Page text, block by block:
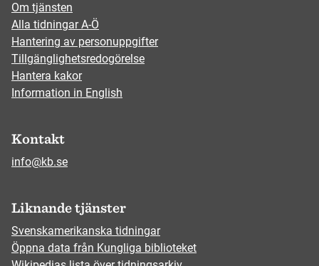
Om tjänsten
Alla tidningar A-Ö
Hantering av personuppgifter
Tillgänglighetsredogörelse
Hantera kakor
Information in English
Kontakt
info@kb.se
Liknande tjänster
Svenskamerikanska tidningar
Öppna data från Kungliga biblioteket